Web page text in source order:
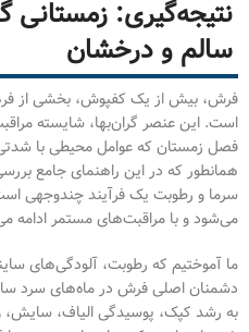
نتیجه‌گیری: زمستانی
سالم و درخشان
فرش، بیش از یک کفپوش، بخشی از
است. این عنصر گران‌بها، شایسته
فصل زمستان که عوامل محیطی با
همانطور که در این راهنمای جامع
سرما و رطوبت یک فرآیند چندوجهی
می‌شود و با مراقبت‌های مستمر ادامه
ما آموختیم که رطوبت، آلودگی‌های
دشمنان اصلی فرش در ماه‌های سرد
به رشد کپک، پوسیدگی الیاف، سایش،